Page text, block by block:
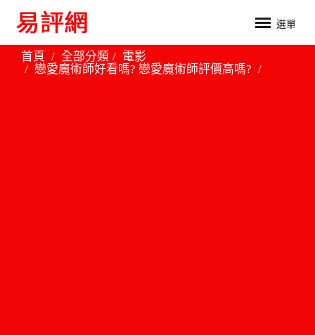
選單
首頁 全部分類
電影
戀愛魔術師好看嗎? 戀愛魔術師評價高嗎?